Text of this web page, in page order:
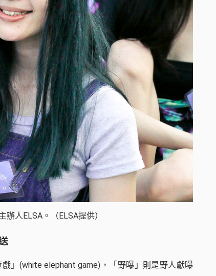
辦人ELSA。（ELSA提供）
」(white elephant game)，「野曝」則是野人獻曝